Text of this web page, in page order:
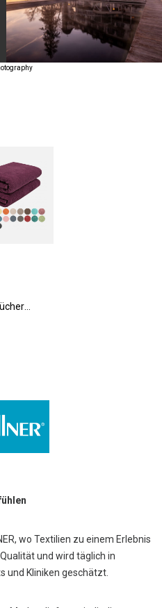
420
wo Textilien zu einem Erlebnis
und wird täglich in
und Kliniken geschätzt.